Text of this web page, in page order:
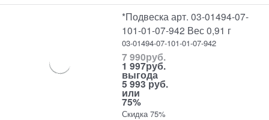
*Подвеска арт. 03-01494-07-
101-01-07-942 Вес 0,91 г
03-01494-07-101-01-07-942
7 990руб.
1 997руб.
выгода
5 993 руб.
или
75%
Скидка 75%